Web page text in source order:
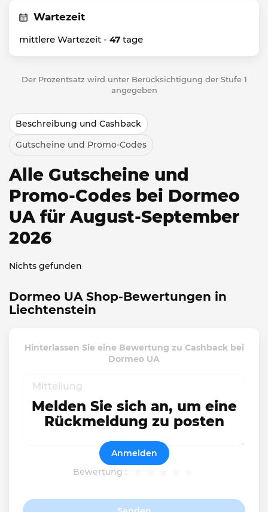
Wartezeit
mittlere Wartezeit - 47 tage
Der Prozentsatz wird unter Berücksichtigung der Stufe 1
angegeben
Beschreibung und Cashback
Gutscheine und Promo-Codes
Alle Gutscheine und
Promo-Codes bei Dormeo
UA für August-September
2026
Nichts gefunden
Dormeo UA Shop-Bewertungen in
Liechtenstein
Hinterlassen Sie eine Bewertung zu Cashback bei
Dormeo UA
Bewertung :
Melden Sie sich an, um eine
Rückmeldung zu posten
Anmelden